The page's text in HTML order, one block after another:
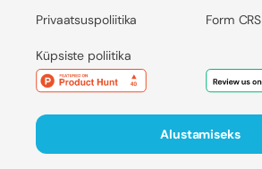
Privaatsuspoliitika
Küpsiste poliitika
Form CRS
Alustamiseks